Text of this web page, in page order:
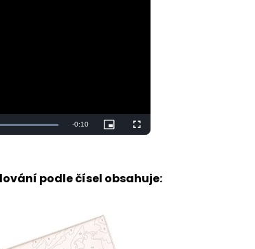
Loaded:
100.00%
podle čísel obsahuje: